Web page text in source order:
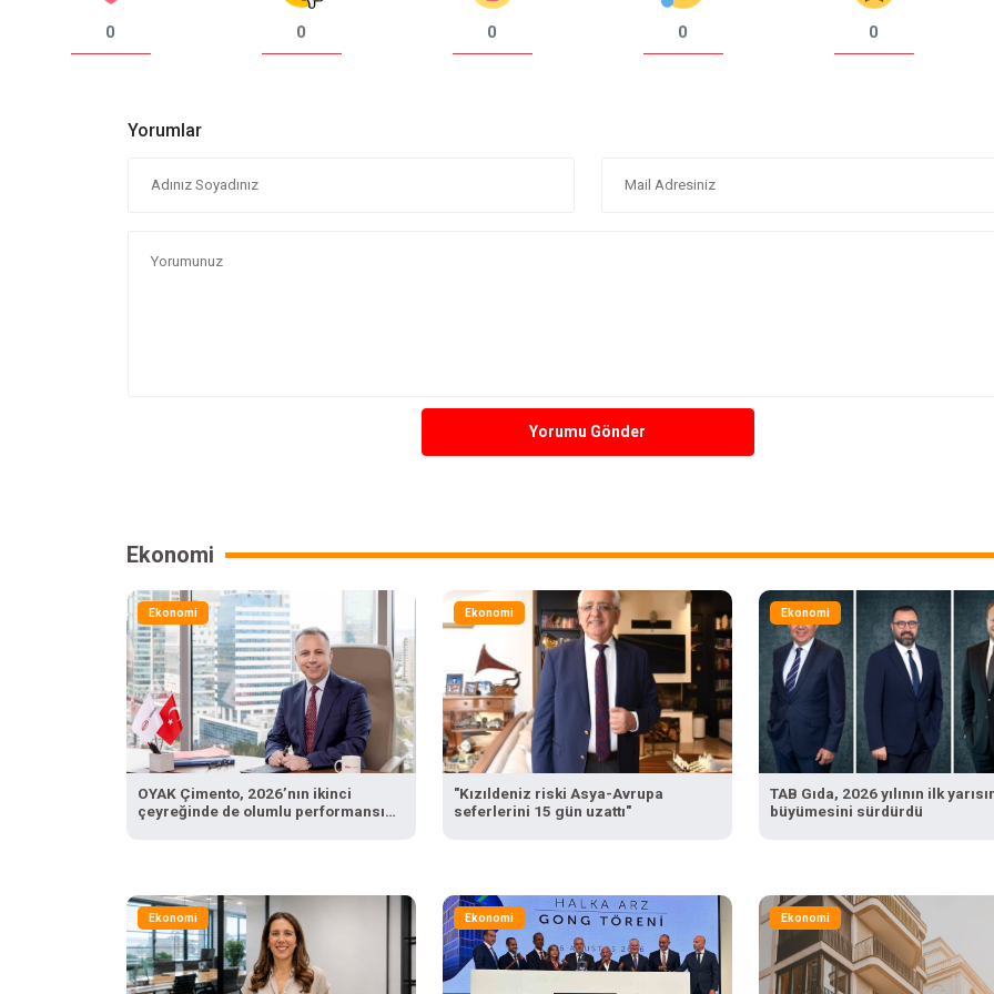
0 0 0 0 0
Yorumlar
Yorumu Gönder
Ekonomi
Ekonomi
OYAK Çimento, 2026’nın ikinci
çeyreğinde de olumlu performansını
Ekonomi
"Kızıldeniz riski Asya-Avrupa
seferlerini 15 gün uzattı"
Ekonomi
TAB Gıda, 2026 yılının ilk
büyümesini sürdürdü
Ekonomi Ekonomi Ekonomi